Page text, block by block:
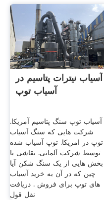
آسیاب نیترات پتاسیم در
آسیاب توپ
آسیاب توپ سنگ پتاسیم آمریکا.
شرکت هایی که سنگ آسیاب
توپ در امریکا. توپ آسیاب شده
توسط شرکت آلمانی. نقاشی با
بخش هایی از یک سنگ شکن آیا
چین که در آن به خرید آسیاب
های توپ برای فروش . دریافت
نقل قول